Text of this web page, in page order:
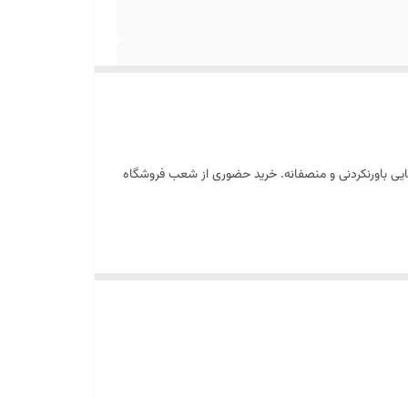
باورنکردنی و منصفانه. خرید حضوری از شعب فروشگاه